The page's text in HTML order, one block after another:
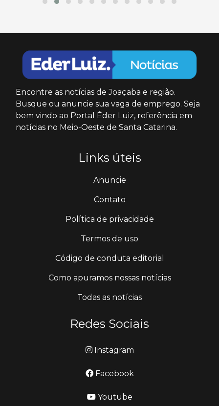
Encontre as notícias de Joaçaba e região.
Busque ou anuncie sua vaga de emprego. Seja
bem vindo ao Portal Éder Luiz, referência em
notícias no Meio-Oeste de Santa Catarina.
Links úteis
Anuncie
Contato
Política de privacidade
Termos de uso
Código de conduta editorial
Como apuramos nossas notícias
Todas as notícias
Redes Sociais
Instagram
Facebook
Youtube